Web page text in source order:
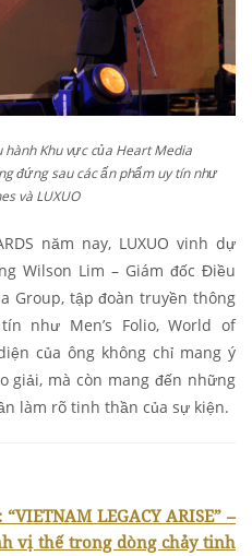
hành Khu vực của Heart Media
đứng sau các ấn phẩm uy tín như
và LUXUO
năm nay, LUXUO vinh dự
Wilson Lim – Giám đốc Điều
Group, tập đoàn truyền thông
như Men’s Folio, World of
của ông không chỉ mang ý
giải, mà còn mang đến những
làm rõ tinh thần của sự kiện.
LEGACY ARISE” –
vị thế trong dòng chảy tinh